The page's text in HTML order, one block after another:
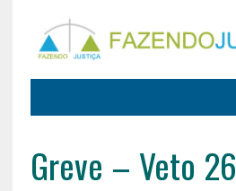
Greve – Veto 26